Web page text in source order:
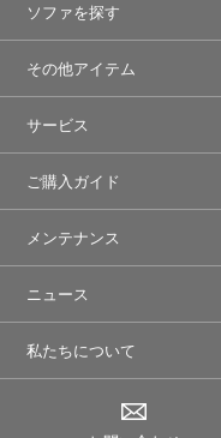
ソファを探す
その他アイテム
サービス
ご購入ガイド
メンテナンス
ニュース
私たちについて